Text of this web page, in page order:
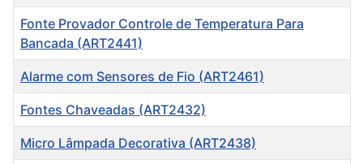
Fonte Provador Controle de Temperatura Para
Bancada (ART2441)
Alarme com Sensores de Fio (ART2461)
Fontes Chaveadas (ART2432)
Micro Lâmpada Decorativa (ART2438)